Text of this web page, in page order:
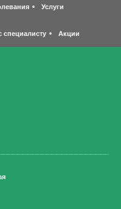
Услуги
специалисту Акции